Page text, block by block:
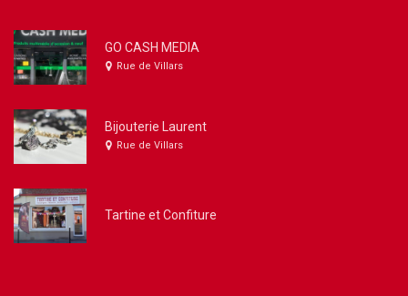
GO CASH MEDIA
Rue de Villars
Bijouterie Laurent
Rue de Villars
Tartine et Confiture